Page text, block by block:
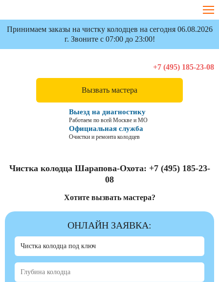
Принимаем заказы на чистку колодцев на сегодня 06.08.2026
г. Звоните с 07:00 до 23:00!
Вызвать мастера
Выезд на диагностику
Работаем по всей Москве и МО
Официальная служба
Очистки и ремонта колодцев
+7 (495) 185-23-08
Чистка колодца Шарапова-Охота: +7 (495) 185-23-
08
Хотите вызвать мастера?
ОНЛАЙН ЗАЯВКА: